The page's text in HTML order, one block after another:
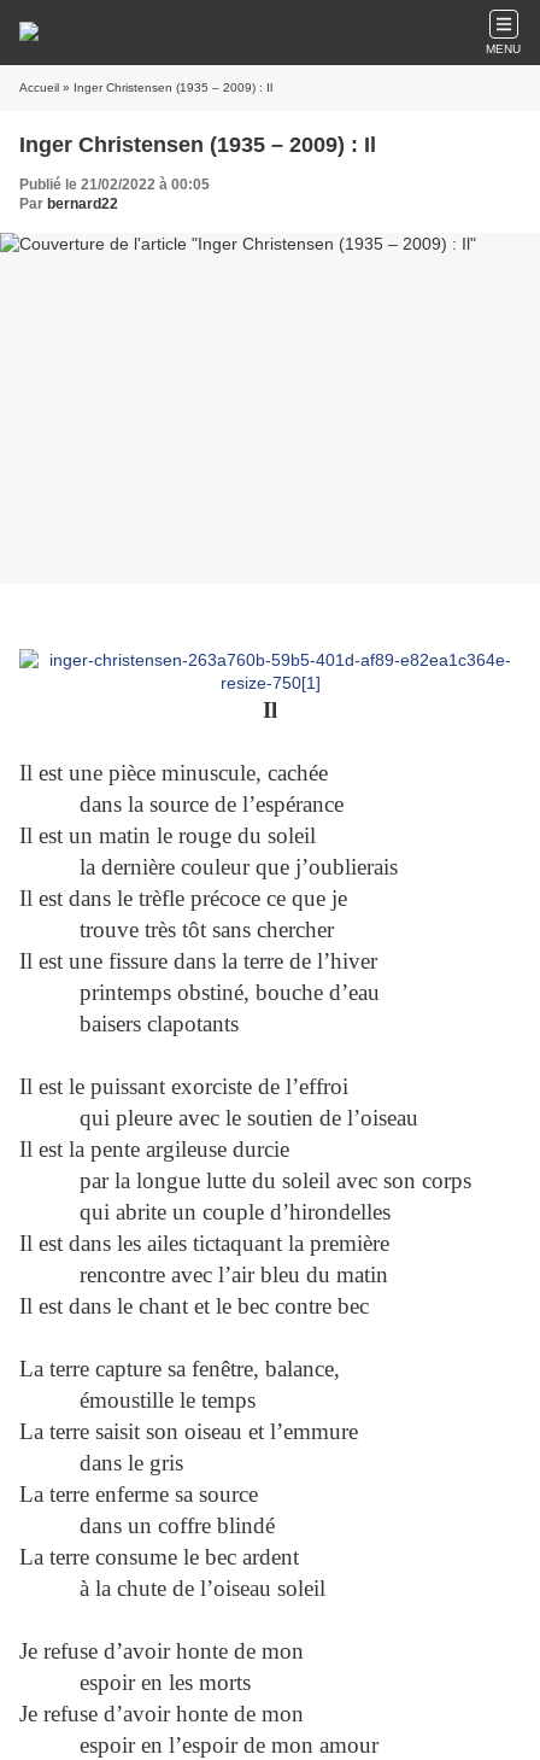
MENU
Accueil » Inger Christensen (1935 – 2009) : Il
Inger Christensen (1935 – 2009) : Il
Publié le 21/02/2022 à 00:05
Par bernard22
Il
Il est une pièce minuscule, cachée
dans la source de l’espérance
Il est un matin le rouge du soleil
la dernière couleur que j’oublierais
Il est dans le trèfle précoce ce que je
trouve très tôt sans chercher
Il est une fissure dans la terre de l’hiver
printemps obstiné, bouche d’eau
baisers clapotants
Il est le puissant exorciste de l’effroi
qui pleure avec le soutien de l’oiseau
Il est la pente argileuse durcie
par la longue lutte du soleil avec son corps
qui abrite un couple d’hirondelles
Il est dans les ailes tictaquant la première
rencontre avec l’air bleu du matin
Il est dans le chant et le bec contre bec
La terre capture sa fenêtre, balance,
émoustille le temps
La terre saisit son oiseau et l’emmure
dans le gris
La terre enferme sa source
dans un coffre blindé
La terre consume le bec ardent
à la chute de l’oiseau soleil
Je refuse d’avoir honte de mon
espoir en les morts
Je refuse d’avoir honte de mon
espoir en l’espoir de mon amour